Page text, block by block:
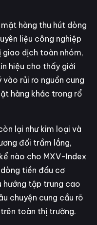
hàng thu hút dòng
liệu công nghiệp
giao dịch toàn nhóm,
hiệu cho thấy giới
rủi ro nguồn cung
hàng khác trong rổ
lại như kim loại và
đối trầm lắng,
nào cho MXV-Index
tiền đầu cơ
tập trung cao
chuyện cung cầu rõ
toàn thị trường.